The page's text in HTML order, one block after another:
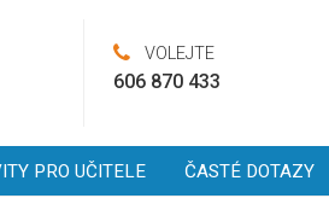
VOLEJTE
606 870 433
PRO UČITELE ČASTÉ DOTAZY